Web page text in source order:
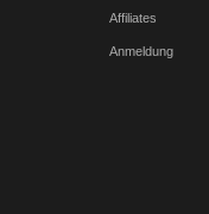
Affiliates
Anmeldung